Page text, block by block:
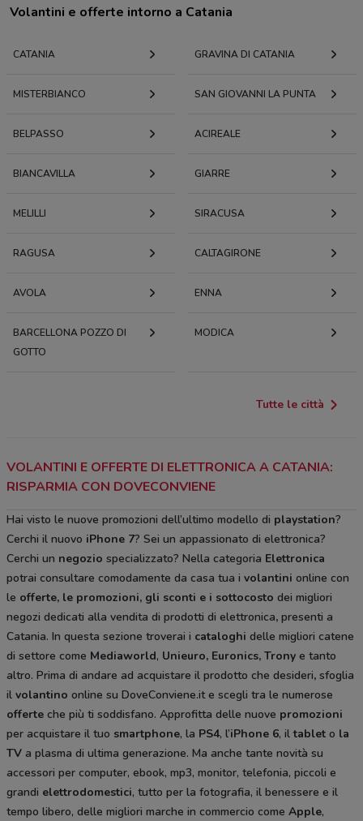
Volantini e offerte intorno a Catania
CATANIA GRAVINA DI CATANIA
MISTERBIANCO SAN GIOVANNI LA PUNTA
BELPASSO ACIREALE
BIANCAVILLA GIARRE
MELILLI SIRACUSA
RAGUSA CALTAGIRONE
AVOLA ENNA
BARCELLONA POZZO DI
GOTTO
MODICA
Tutte le città
VOLANTINI E OFFERTE DI ELETTRONICA A CATANIA:
RISPARMIA CON DOVECONVIENE
Hai visto le nuove promozioni dell’ultimo modello di playstation?
Cerchi il nuovo iPhone 7? Sei un appassionato di elettronica?
Cerchi un negozio specializzato? Nella categoria Elettronica
potrai consultare comodamente da casa tua i volantini online con
le offerte, le promozioni, gli sconti e i sottocosto dei migliori
negozi dedicati alla vendita di prodotti di elettronica, presenti a
Catania. In questa sezione troverai i cataloghi delle migliori catene
di settore come Mediaworld, Unieuro, Euronics, Trony e tanto
altro. Prima di andare ad acquistare il prodotto che desideri, sfoglia
il volantino online su DoveConviene.it e scegli tra le numerose
offerte che più ti soddisfano. Approfitta delle nuove promozioni
per acquistare il tuo smartphone, la PS4, l’iPhone 6, iltablet o la
TV a plasma di ultima generazione. Ma anche tante novità su
accessori per computer, ebook, mp3, monitor, telefonia, piccoli e
grandi elettrodomestici, tutto per la fotografia, il benessere e il
tempo libero, delle migliori marche in commercio come Apple,